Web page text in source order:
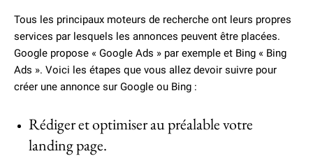
Tous les principaux moteurs de recherche ont leurs propres
services par lesquels les annonces peuvent être placées.
Google propose « Google Ads » par exemple et Bing « Bing
Ads ». Voici les étapes que vous allez devoir suivre pour
créer une annonce sur Google ou Bing :
Rédiger et optimiser au préalable votre
landing page.